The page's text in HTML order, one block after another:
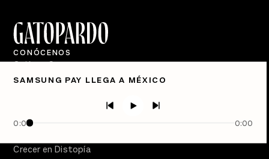
SAMSUNG PAY LLEGA A MÉXICO
0:00 0:00
CONÓCENOS
Quiénes Somos
Directorio
Semanario Gatopardo
Crecer en Distopía